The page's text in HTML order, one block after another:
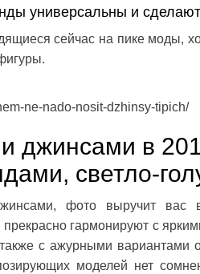
универсальны и
сейчас на пике моды,
ne-nado-nosit-dzhinsy-tipich/
джинсами в
светло-
фото выручит вас
гармонируют с
с ажурными вариантами
моделей нет